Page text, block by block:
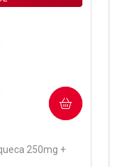
250mg +
COMPRAR